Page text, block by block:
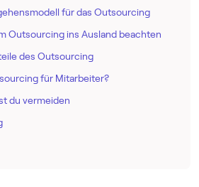
für das Outsourcing
Outsourcing ins Ausland beachten
des Outsourcing
für Mitarbeiter?
du vermeiden